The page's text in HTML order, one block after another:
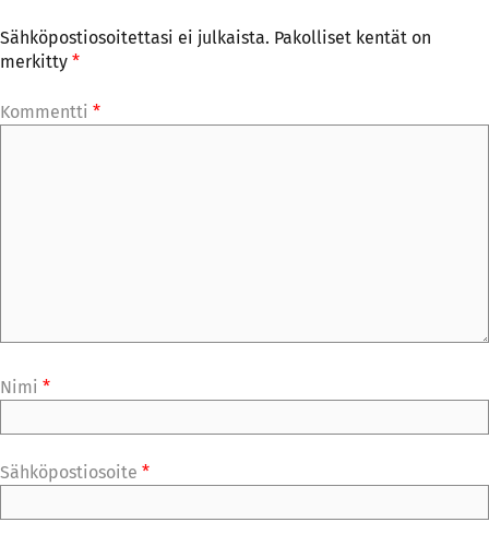
Sähköpostiosoitettasi ei julkaista. Pakolliset kentät on
merkitty *
Kommentti *
Nimi *
Sähköpostiosoite *